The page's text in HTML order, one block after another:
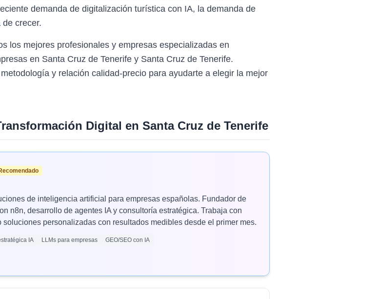
demanda de digitalización turística con IA, la demanda de
crecer.
los mejores profesionales y empresas especializadas en
en Santa Cruz de Tenerife y Santa Cruz de Tenerife.
y relación calidad-precio para ayudarte a elegir la mejor
Digital en Santa Cruz de Tenerife
de inteligencia artificial para empresas españolas. Fundador de
n8n, desarrollo de agentes IA y consultoría estratégica. Trabaja con
personalizadas con resultados medibles desde el primer mes.
IA LLMs para empresas GEO/SEO con IA